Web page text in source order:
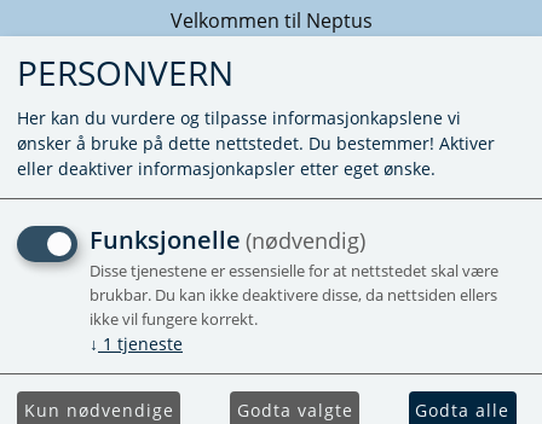
Velkommen til Neptus
VENTIL MED WIRE
PERSONVERN
Her kan du vurdere og tilpasse informasjonkapslene vi
ønsker å bruke på dette nettstedet. Du bestemmer! Aktiver
eller deaktiver informasjonkapsler etter eget ønske.
Funksjonelle (nødvendig)
Disse tjenestene er essensielle for at nettstedet skal være
brukbar. Du kan ikke deaktivere disse, da nettsiden ellers
ikke vil fungere korrekt.
↓ 1 tjeneste
Kun nødvendige Godta valgte Godta alle